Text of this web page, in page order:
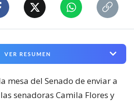
VER RESUMEN
mesa del Senado de enviar a
senadoras Camila Flores y